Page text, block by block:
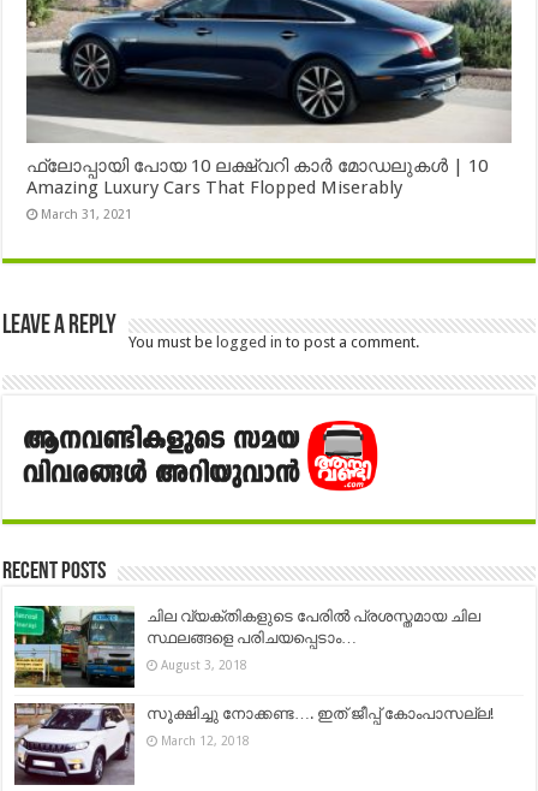
ഫ്ലോപ്പായി പോയ 10 ലക്ഷ്വറി കാർ മോഡലുകൾ | 10
Amazing Luxury Cars That Flopped Miserably
March 31, 2021
Leave a Reply
You must be logged in to post a comment.
Recent Posts
ചില വ്യക്തികളുടെ പേരിൽ പ്രശസ്തമായ ചില
സ്ഥലങ്ങളെ പരിചയപ്പെടാം…
August 3, 2018
സൂക്ഷിച്ചു നോക്കണ്ട…. ഇത് ജീപ്പ് കോംപാസല്ല!
March 12, 2018